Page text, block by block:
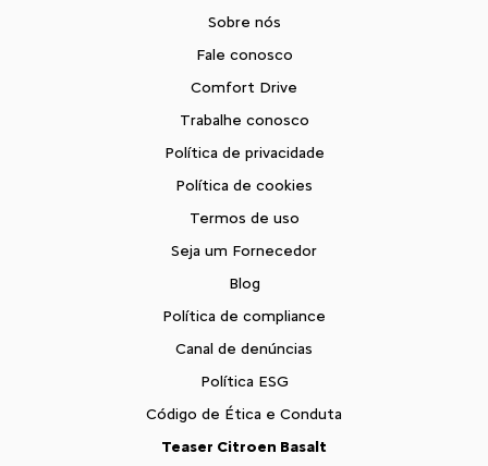
Sobre nós
Fale conosco
Comfort Drive
Trabalhe conosco
Política de privacidade
Política de cookies
Termos de uso
Seja um Fornecedor
Blog
Política de compliance
Canal de denúncias
Política ESG
Código de Ética e Conduta
Teaser Citroen Basalt